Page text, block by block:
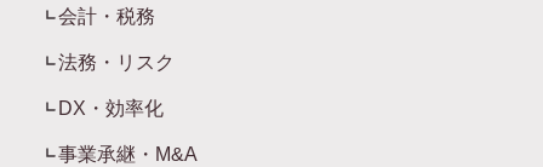
会計・税務
法務・リスク
DX・効率化
事業承継・M&A